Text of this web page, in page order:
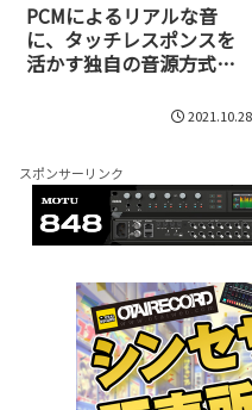
PCMによるリアルな音
に、タッチレスポンスを
活かす独自の音源方式と
せた、1993年誕生のカシ
2021.10.28
スポンサーリンク